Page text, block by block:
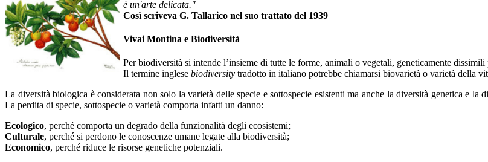
è un'arte delicata."
Così scriveva G. Tallarico nel suo trattato del 1939
Vivai Montina e Biodiversità
Per biodiversità si intende l’insieme di tutte le forme, animali o vegetali, geneticamente
Il termine inglese biodiversity tradotto in italiano potrebbe chiamarsi biovarietà o varietà della
La diversità biologica è considerata non solo la varietà delle specie e sottospecie esistenti ma anche la diversità genetica e
La perdita di specie, sottospecie o varietà comporta infatti un danno:
Ecologico, perché comporta un degrado della funzionalità degli ecosistemi;
Culturale, perché si perdono le conoscenze umane legate alla biodiversità;
Economico, perché riduce le risorse genetiche potenziali.